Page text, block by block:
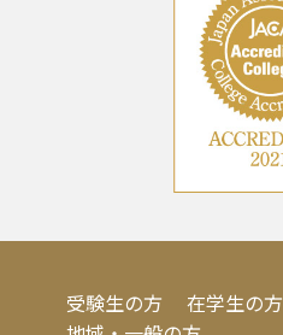
受験生の方 在学生の方